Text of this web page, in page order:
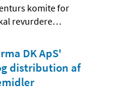
komite for
revurdere…
DK ApS'
distribution af